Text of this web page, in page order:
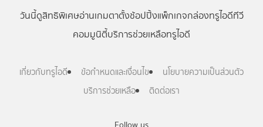
วันนี้ดูสิทธิพิเศษอ่านเกมตาตั้งช้อปปิ้งแพ็กเกจกล่องทรูไอดีทีวี
คอมมูนิตี้บริการช่วยเหลือทรูไอดี
เกี่ยวกับทรูไอดี ข้อกำหนดและเงื่อนไข
นโยบายความเป็นส่วนตัว
บริการช่วยเหลือ
ติดต่อเรา